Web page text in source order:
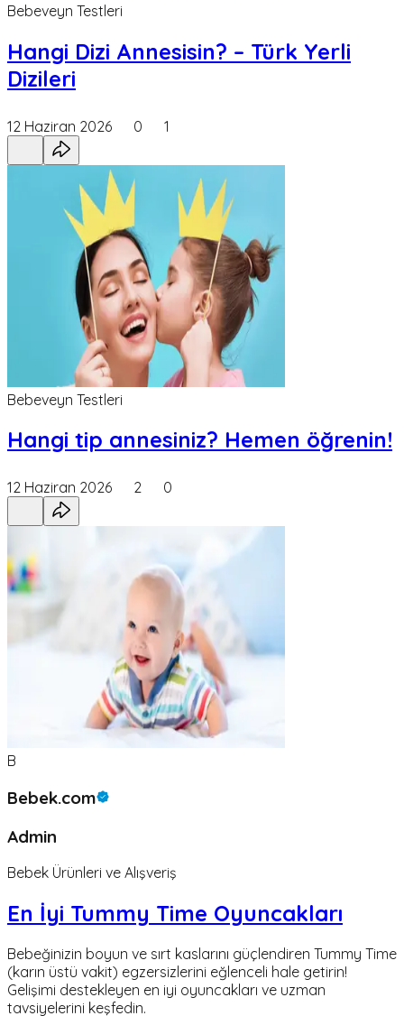
Bebeveyn Testleri
Hangi Dizi Annesisin? – Türk Yerli
Dizileri
12 Haziran 2026 0 1
Bebeveyn Testleri
Hangi tip annesiniz? Hemen öğrenin!
12 Haziran 2026 2 0
B
Bebek.com
Admin
Bebek Ürünleri ve Alışveriş
En İyi Tummy Time Oyuncakları
Bebeğinizin boyun ve sırt kaslarını güçlendiren Tummy Time
(karın üstü vakit) egzersizlerini eğlenceli hale getirin!
Gelişimi destekleyen en iyi oyuncakları ve uzman
tavsiyelerini keşfedin.